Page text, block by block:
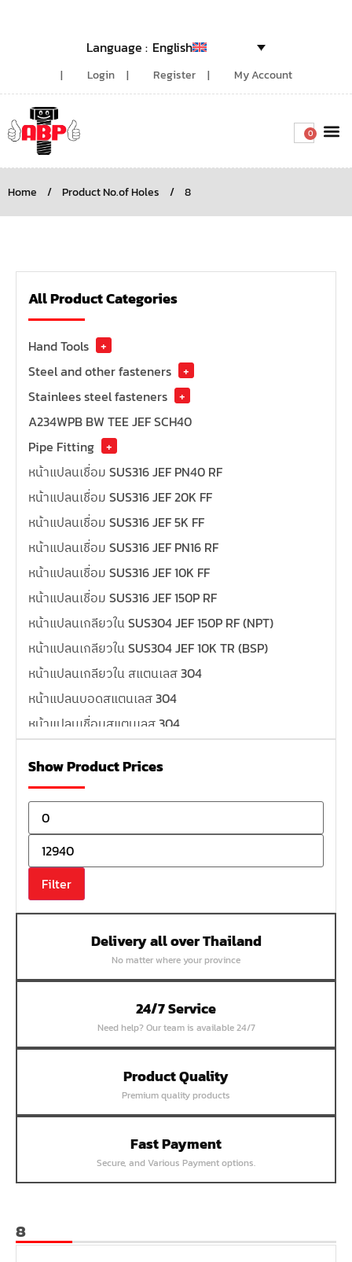
English
Login Register My Account
0
Home / Product No.of Holes / 8
All Product Categories
Hand Tools
+
Steel and other fasteners
+
Stainlees steel fasteners
+
A234WPB BW TEE JEF SCH40
Pipe Fitting
+
หน้าแปลนเชื่อม SUS316 JEF PN40 RF
หน้าแปลนเชื่อม SUS316 JEF 20K FF
หน้าแปลนเชื่อม SUS316 JEF 5K FF
หน้าแปลนเชื่อม SUS316 JEF PN16 RF
หน้าแปลนเชื่อม SUS316 JEF 10K FF
หน้าแปลนเชื่อม SUS316 JEF 150P RF
หน้าแปลนเกลียวใน SUS304 JEF 150P RF (NPT)
หน้าแปลนเกลียวใน SUS304 JEF 10K TR (BSP)
หน้าแปลนเกลียวใน สแตนเลส 304
หน้าแปลนบอดสแตนเลส 304
หน้าแปลนเชื่อมสแตนเลส 304
หน้าแปลนเหล็กคอสูง
หน้าแปลนเชื่อมเหล็กสลิปออน
หน้าแปลนเชื่อมเหล็กบอด
หน้าแปลนเชื่อมบอด SUS304 JEF 300P RF
หน้าแปลนเชื่อมบอด SUS304 JEF PN40 RF
หน้าแปลนเชื่อมบอด SUS304 JEF PN16 RF
หน้าแปลนเชื่อมบอด SUS304 JEF 10K FF
หน้าแปลนเชื่อมบอด SUS304 JEF 5K FF
หน้าแปลนเชื่อมบอด SUS304 JEF 150P RF
หน้าแปลนสลิปออน SUS304 JEF 300P SORF
หน้าแปลนเชื่อม SUS304 JEF PN40 RF
หน้าแปลนเชื่อม SUS304 JEF PN25 RF
หน้าแปลนเชื่อม SUS304 JEF PN16 RF
หน้าแปลนเชื่อม SUS304 JEF 20K FF
หน้าแปลนเชื่อม SUS304 JEF 150P RF
Show Product Prices
Filter
Delivery all over Thailand
No matter where your province
24/7 Service
Need help? Our team is available 24/7
Product Quality
Premium quality products
Fast Payment
Secure, and Various Payment options.
8